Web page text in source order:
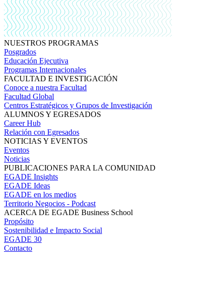
NUESTROS PROGRAMAS
Posgrados
Educación Ejecutiva
Programas Internacionales
FACULTAD E INVESTIGACIÓN
Conoce a nuestra Facultad
Facultad Global
Centros Estratégicos y Grupos de Investigación
ALUMNOS Y EGRESADOS
Career Hub
Relación con Egresados
NOTICIAS Y EVENTOS
Eventos
Noticias
PUBLICACIONES PARA LA COMUNIDAD
EGADE Insights
EGADE Ideas
EGADE en los medios
Territorio Negocios - Podcast
ACERCA DE EGADE Business School
Propósito
Sostenibilidad e Impacto Social
EGADE 30
Contacto